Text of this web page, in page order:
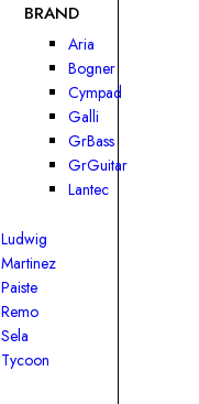
BRAND
Aria
Bogner
Cympad
Galli
GrBass
GrGuitar
Lantec
Ludwig
Martinez
Paiste
Remo
Sela
Tycoon